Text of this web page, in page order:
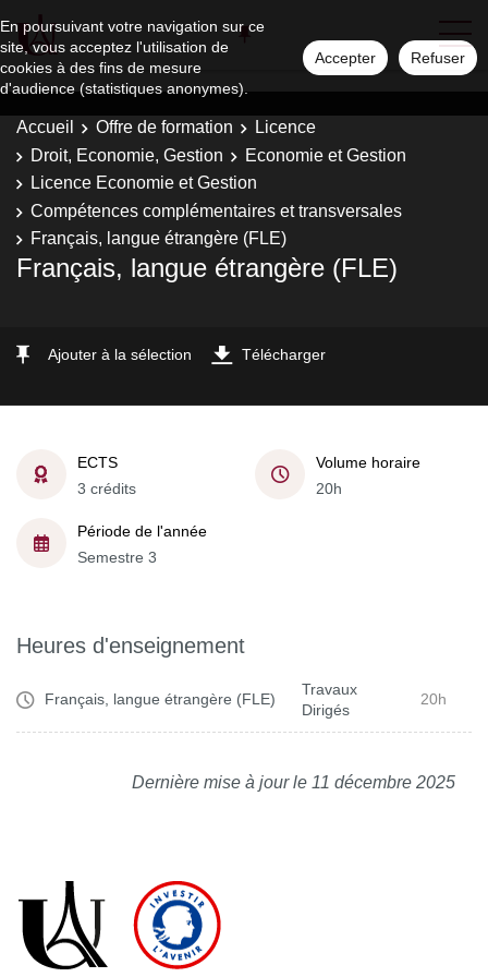
En poursuivant votre navigation sur ce
site, vous acceptez l'utilisation de
cookies à des fins de mesure
d'audience (statistiques anonymes).
Accepter Refuser
Accueil Offre de formation
Licence
Droit, Economie, Gestion
Economie et Gestion
Licence Economie et Gestion
Compétences complémentaires et transversales
Français, langue étrangère (FLE)
Français, langue étrangère (FLE)
Ajouter à la sélection Télécharger
ECTS
3 crédits
Volume horaire
20h
Période de l'année
Semestre 3
Heures d'enseignement
Français, langue étrangère (FLE)
Travaux
Dirigés
20h
Dernière mise à jour le 11 décembre 2025